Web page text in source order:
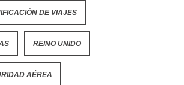
DE VIAJES
REINO UNIDO
AÉREA